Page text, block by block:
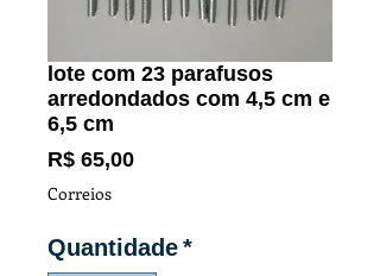
lote com 23 parafusos
arredondados com 4,5 cm e
6,5 cm
R$ 65,00Preço
Correios
Quantidade*